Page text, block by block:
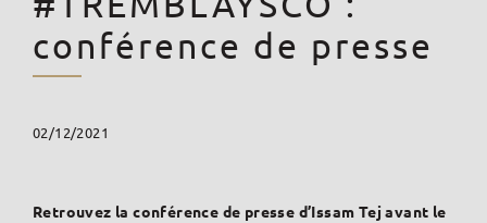
PROLIGUE
conférence de presse
02/12/2021
Retrouvez la conférence de presse d’Issam Tej avant le